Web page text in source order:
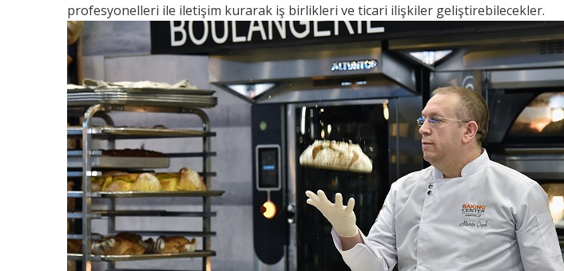
profesyonelleri ile iletişim kurarak iş birlikleri ve ticari ilişkiler geliştirebilecekler.